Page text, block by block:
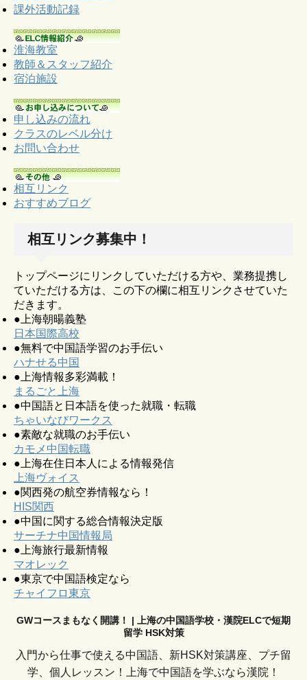
課外活動記録
淮海教室
教師＆スタッフ紹介
宿泊施設
申し込みの流れ
クラスのレベル分け
お問い合わせ
相互リンク
おすすめブログ
相互リンク募集中！
トップページにリンクしていただける方や、業務提携し
ていただける方は、この下の欄に相互リンクさせていた
だきます。
●上海朝暘義塾
日本国際高校
●無料で中国語学習のお手伝い
ハナせる中国
●上海情報多彩満載！
まるごと上海
●中国語と日本語を使った就職・転職
ちゃいなびワークス
●素敵な就職のお手伝い
カモメ中国転職
●上海在住日本人による情報発信
上海ヴォイス
●関西発の航空券情報なら！
HIS関西
●中国に関する総合情報決定版
サーチナ中国情報局
●上海旅行最新情報
マオレック
●東京で中国語検定なら
チャイフロ東京
GWコースまもなく開講！ | 上海の中国語学校・漢院ELCで短期
留学 HSK対策
入門から仕事で使える中国語、新HSK対策講座、プチ留
学、個人レッスン！上海で中国語を学ぶなら漢院！